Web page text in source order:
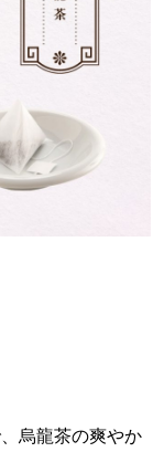
烏龍茶の爽やか